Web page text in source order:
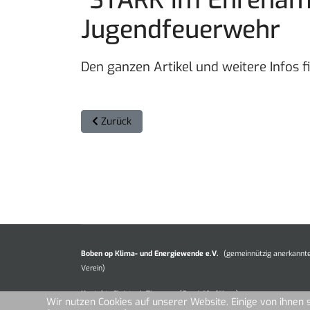
Jugendfeuerwehr
Den ganzen Artikel und weitere
Vorheriger Beitrag: Sonderfolge zum
Zurück
Boben op Klima- und Energiewende e.V.
(gemeinnützig
Verein)
Kontakt: Christoph Thomsen (Geschäftsführer)
Wir nutzen Cookies auf unserer Website. Einige von